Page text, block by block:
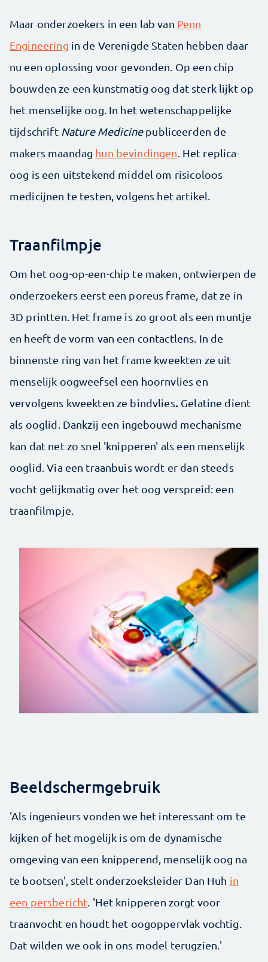
Maar onderzoekers in een lab van Penn
Engineering in de Verenigde Staten hebben daar
nu een oplossing voor gevonden. Op een chip
bouwden ze een kunstmatig oog dat sterk lijkt op
het menselijke oog. In het wetenschappelijke
tijdschrift Nature Medicinepubliceerden de
makers maandag hun bevindingen . Het replica-
oog is een uitstekend middel om risicoloos
medicijnen te testen, volgens het artikel.
Traanfilmpje
Om het oog-op-een-chip te maken, ontwierpen de
onderzoekers eerst een poreus frame, dat ze in
3D printten. Het frame is zo groot als een muntje
en heeft de vorm van een contactlens. In de
binnenste ring van het frame kweekten ze uit
menselijk oogweefsel een hoornvlies en
vervolgens kweekten ze bindvlies. Gelatine dient
als ooglid. Dankzij een ingebouwd mechanisme
kan dat net zo snel 'knipperen' als een menselijk
ooglid. Via een traanbuis wordt er dan steeds
vocht gelijkmatig over het oog verspreid: een
traanfilmpje.
Beeldschermgebruik
'Als ingenieurs vonden we het interessant om te
kijken of het mogelijk is om de dynamische
omgeving van een knipperend, menselijk oog na
te bootsen', stelt onderzoeksleider Dan Huh in
een persbericht. 'Het knipperen zorgt voor
traanvocht en houdt het oogoppervlak vochtig.
Dat wilden we ook in ons model terugzien.'